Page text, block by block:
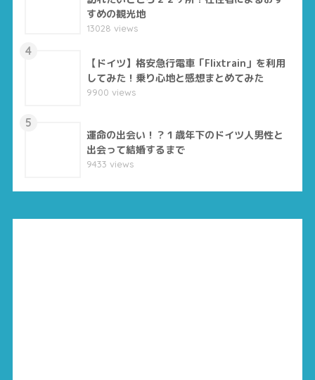
すめの観光地
13028 views
4
【ドイツ】格安急行電車「Flixtrain」を利用
してみた！乗り心地と感想まとめてみた
9900 views
5
運命の出会い！？１歳年下のドイツ人男性と
出会って結婚するまで
9433 views